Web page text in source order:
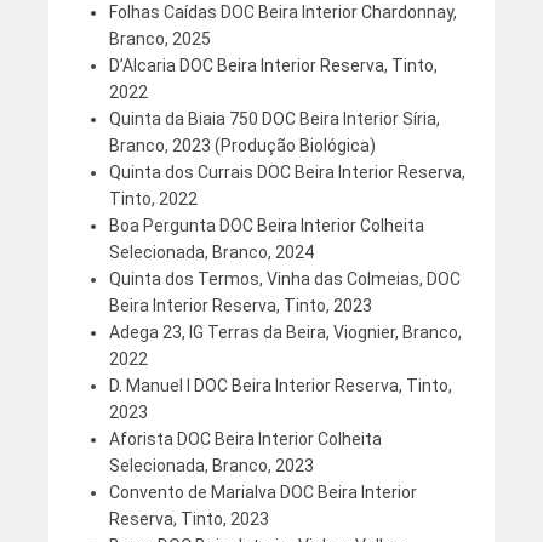
Folhas Caídas DOC Beira Interior Chardonnay,
Branco, 2025
D’Alcaria DOC Beira Interior Reserva, Tinto,
2022
Quinta da Biaia 750 DOC Beira Interior Síria,
Branco, 2023 (Produção Biológica)
Quinta dos Currais DOC Beira Interior Reserva,
Tinto, 2022
Boa Pergunta DOC Beira Interior Colheita
Selecionada, Branco, 2024
Quinta dos Termos, Vinha das Colmeias, DOC
Beira Interior Reserva, Tinto, 2023
Adega 23, IG Terras da Beira, Viognier, Branco,
2022
D. Manuel I DOC Beira Interior Reserva, Tinto,
2023
Aforista DOC Beira Interior Colheita
Selecionada, Branco, 2023
Convento de Marialva DOC Beira Interior
Reserva, Tinto, 2023